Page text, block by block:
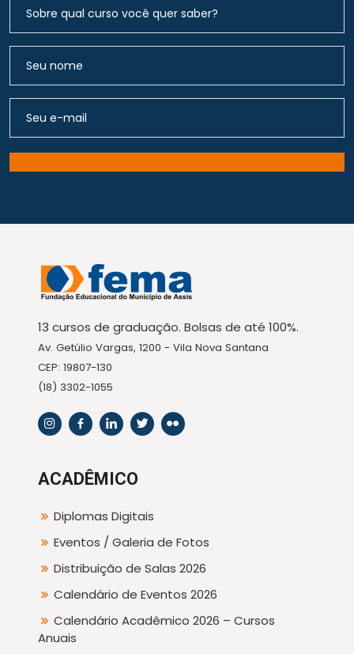
13 cursos de graduação. Bolsas de até 100%.
Av. Getúlio Vargas, 1200 - Vila Nova Santana
CEP: 19807-130
(18) 3302-1055
ACADÊMICO
Diplomas Digitais
Eventos / Galeria de Fotos
Distribuição de Salas 2026
Calendário de Eventos 2026
Calendário Acadêmico 2026 – Cursos
Anuais